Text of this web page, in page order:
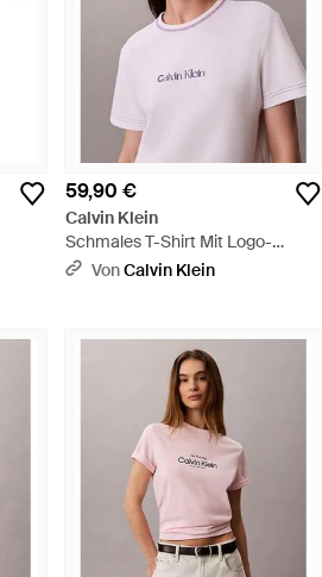
59,90 €
Calvin Klein
Schmales T-Shirt Mit Logo-
Grafik-Stickerei - Pink
VonCalvin Klein